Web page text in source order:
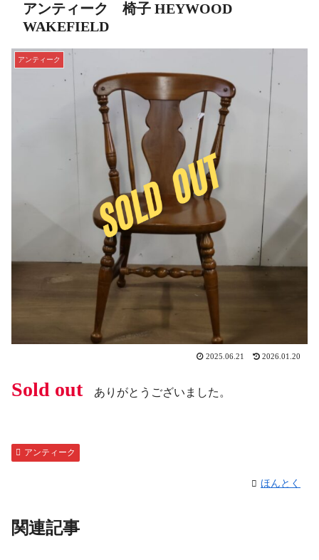
アンティーク 椅子 HEYWOOD
WAKEFIELD
アンティーク
2025.06.21 2026.01.20
Sold outありがとうございました。
アンティーク
ほんとく
関連記事